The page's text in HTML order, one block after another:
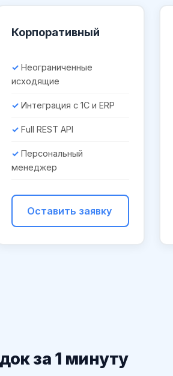
Корпоративный
Неограниченные
исходящие
Интеграция с 1С и ERP
Full REST API
Персональный
менеджер
Оставить заявку
за 1 минуту